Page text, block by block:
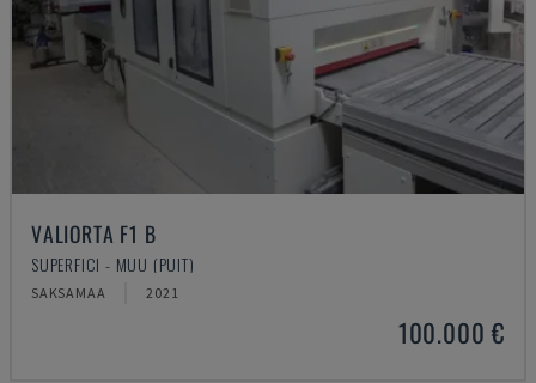
VALIORTA F1 B
SUPERFICI - MUU (PUIT)
SAKSAMAA 2021
100.000 €